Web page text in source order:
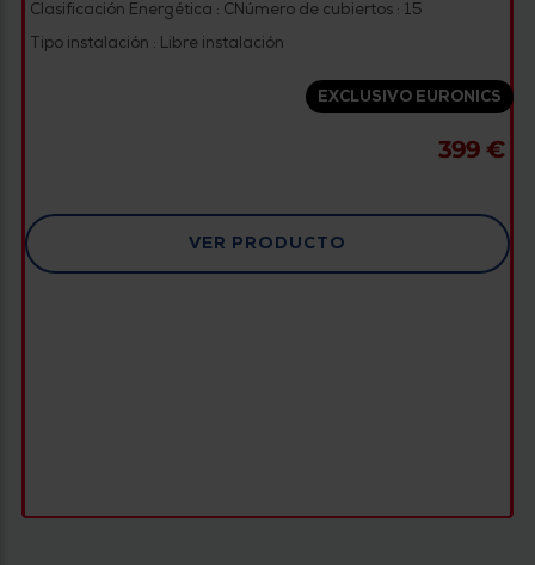
EXCLUSIVO EURONICS
Clasificación Energética : CNúmero de cubiertos : 15
Tipo instalación : Libre instalación
399 €
VER PRODUCTO